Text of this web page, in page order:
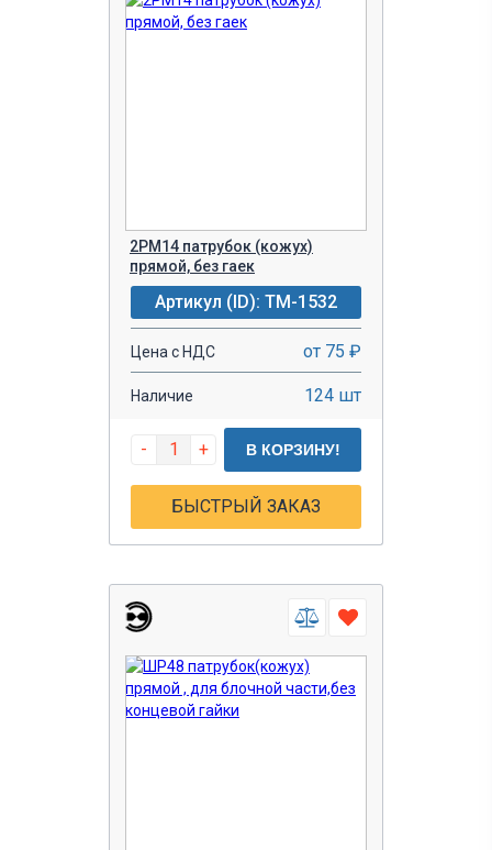
2РМ14 патрубок (кожух)
прямой, без гаек
Артикул (ID): TM-1532
Цена с НДС от 75 ₽
Наличие 124 шт
- + В КОРЗИНУ!
БЫСТРЫЙ ЗАКАЗ